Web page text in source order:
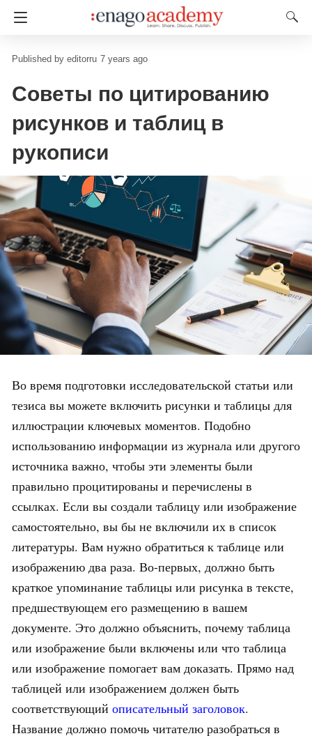
editorru 7 years ago
Советы по цитированию
рисунков и таблиц в
рукописи
Во время подготовки исследовательской статьи или
тезиса вы можете включить рисунки и таблицы для
иллюстрации ключевых моментов. Подобно
использованию информации из журнала или другого
источника важно, чтобы эти элементы были
правильно процитированы и перечислены в
ссылках. Если вы создали таблицу или изображение
самостоятельно, вы бы не включили их в список
литературы. Вам нужно обратиться к таблице или
изображению два раза. Во-первых, должно быть
краткое упоминание таблицы или рисунка в тексте,
предшествующем его размещению в вашем
документе. Это должно объяснить, почему таблица
или изображение были включены или что таблица
или изображение помогает вам доказать. Прямо над
таблицей или изображением должен быть
соответствующий описательный заголовок.
Название должно помочь читателю разобраться в